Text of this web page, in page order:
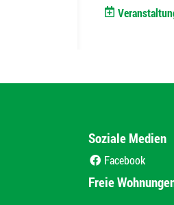
Soziale Medien
Facebook
Freie